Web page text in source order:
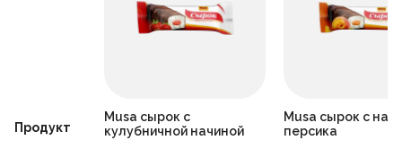
Продукт
Musa сырок с
кулубничной начиной
Musa сырок с
персика